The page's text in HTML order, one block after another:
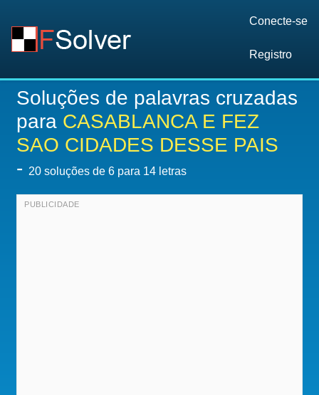
Conecte-se
Registro
Soluções de palavras cruzadas
para CASABLANCA E FEZ
SAO CIDADES DESSE PAIS
- 20 soluções de 6 para 14 letras